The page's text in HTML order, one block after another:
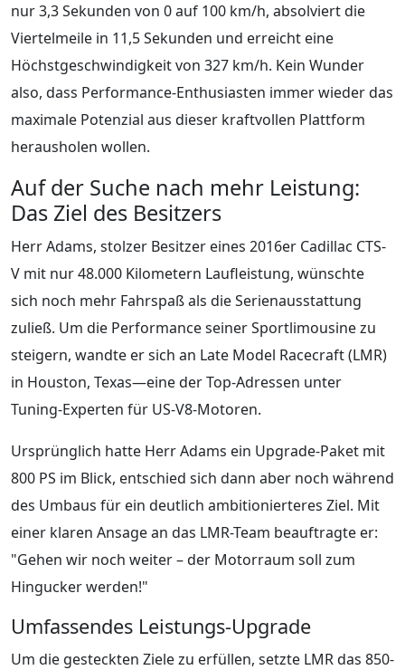
nur 3,3 Sekunden von 0 auf 100 km/h, absolviert die
Viertelmeile in 11,5 Sekunden und erreicht eine
Höchstgeschwindigkeit von 327 km/h. Kein Wunder
also, dass Performance-Enthusiasten immer wieder das
maximale Potenzial aus dieser kraftvollen Plattform
herausholen wollen.
Auf der Suche nach mehr Leistung:
Das Ziel des Besitzers
Herr Adams, stolzer Besitzer eines 2016er Cadillac CTS-
V mit nur 48.000 Kilometern Laufleistung, wünschte
sich noch mehr Fahrspaß als die Serienausstattung
zuließ. Um die Performance seiner Sportlimousine zu
steigern, wandte er sich an Late Model Racecraft (LMR)
in Houston, Texas—eine der Top-Adressen unter
Tuning-Experten für US-V8-Motoren.
Ursprünglich hatte Herr Adams ein Upgrade-Paket mit
800 PS im Blick, entschied sich dann aber noch während
des Umbaus für ein deutlich ambitionierteres Ziel. Mit
einer klaren Ansage an das LMR-Team beauftragte er:
"Gehen wir noch weiter – der Motorraum soll zum
Hingucker werden!"
Umfassendes Leistungs-Upgrade
Um die gesteckten Ziele zu erfüllen, setzte LMR das 850-